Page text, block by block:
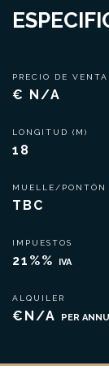
PRECIO DE VENTA
€ N/A
LONGITUD (M)
18
MUELLE/PONTÓN
TBC
IMPUESTOS
21%% IVA
ALQUILER
€N/A PER